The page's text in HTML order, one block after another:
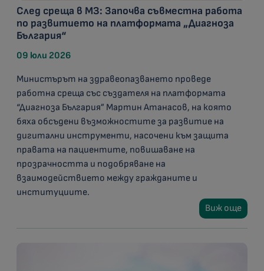
След среща в МЗ: Започва съвместна работа
по развитието на платформата „Диагноза
България“
09 юли 2026
Министърът на здравеопазването проведе
работна среща със създателя на платформата
“Диагноза България” Мартин Атанасов, на която
бяха обсъдени възможностите за развитие на
дигитални инструменти, насочени към защита
правата на пациентите, повишаване на
прозрачността и подобряване на
взаимодействието между гражданите и
институциите.
Виж още